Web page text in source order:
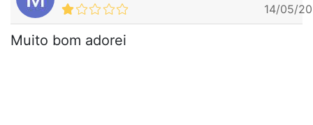
14/05/
Muito bom adorei